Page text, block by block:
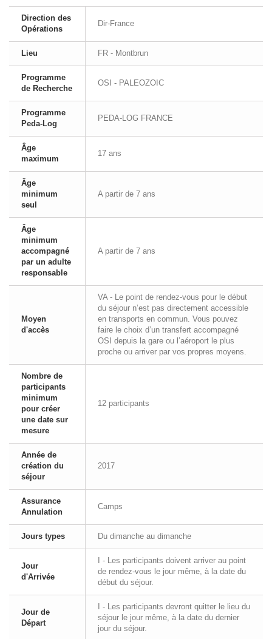
Direction des
Opérations
Dir-France
Lieu FR - Montbrun
Programme
de Recherche
OSI - PALEOZOIC
Programme
Peda-Log
PEDA-LOG FRANCE
Âge
maximum
17 ans
Âge
minimum
seul
A partir de 7 ans
Âge
minimum
accompagné
par un adulte
responsable
A partir de 7 ans
Moyen
d'accès
VA - Le point de rendez-vous pour le début
du séjour n’est pas directement accessible
en transports en commun. Vous pouvez
faire le choix d’un transfert accompagné
OSI depuis la gare ou l’aéroport le plus
proche ou arriver par vos propres moyens.
Nombre de
participants
minimum
pour créer
une date sur
mesure
12 participants
Année de
création du
séjour
2017
Assurance
Annulation
Camps
Jours types Du dimanche au dimanche
Jour
d'Arrivée
I - Les participants doivent arriver au point
de rendez-vous le jour même, à la date du
début du séjour.
Jour de
Départ
I - Les participants devront quitter le lieu du
séjour le jour même, à la date du dernier
jour du séjour.